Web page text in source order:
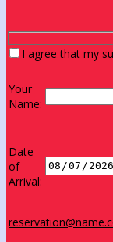
I agree that my
Your
Name:
Date
of
Arrival: